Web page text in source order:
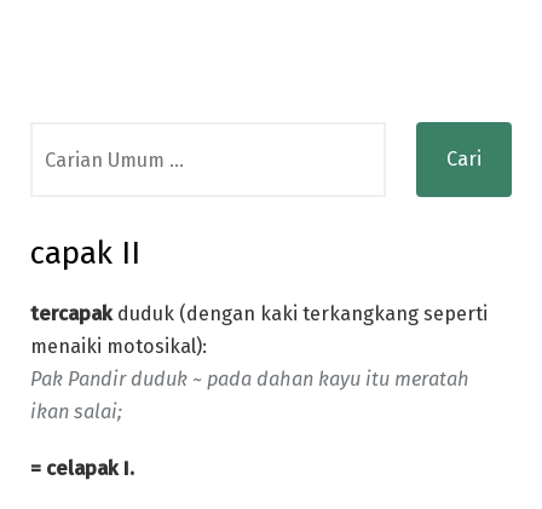
for:
capak II
tercapakduduk (dengan kaki terkangkang seperti
menaiki motosikal):
Pak Pandir duduk ~ pada dahan kayu itu meratah
ikan salai;
= celapak I.